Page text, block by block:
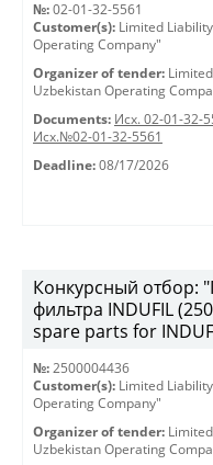
№: 02-01-32-5561
Customer(s): Limited
Operating Company"
Organizer of tender:
Uzbekistan Operating
Documents: Исх. 02-01-32-
Исх.№02-01-32-5561
Deadline: 08/17/2026
Конкурсный отбор:
фильтра INDUFIL
spare parts for
№: 2500004436
Customer(s): Limited
Operating Company"
Organizer of tender:
Uzbekistan Operating